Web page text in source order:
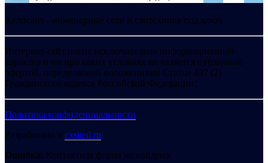
Хелпсант - инженерные сети и сантехника под ключ
Интернет-сайт носит исключительно информационный
характер и ни при каких условиях не является публичной
офертой, определяемой положениями Статьи 437 (2)
Гражданского кодекса Российской Федерации.
Политика конфиденциальности
Разработано в exsited.ru
Ошибка: Контактная форма не найдена.